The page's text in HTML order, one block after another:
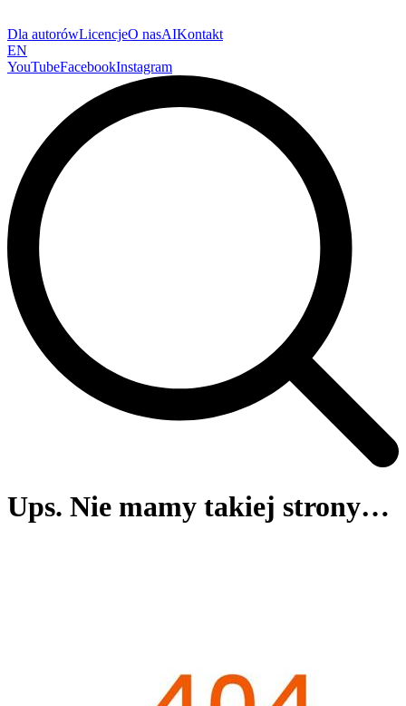
Dla autorówLicencjeO nasAIKontakt
EN
YouTubeFacebookInstagram
Ups. Nie mamy takiej strony…